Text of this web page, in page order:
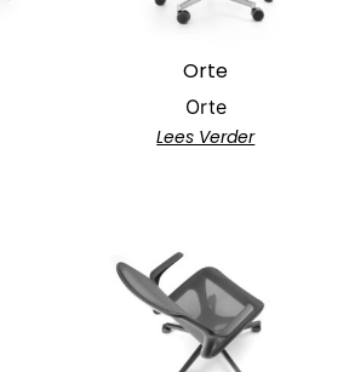
Orte
Orte
Lees Verder